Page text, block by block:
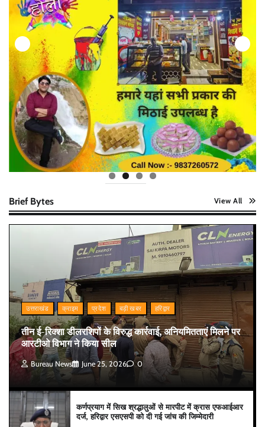
Brief Bytes View All
उत्तराखंड क्राइम प्रदेश बड़ी खबर हरिद्वार
तीन ई-रिक्शा डीलरशिपों के विरुद्ध कार्रवाई, अनियमितताएं मिलने पर
आरटीओ विभाग ने किया सील
Bureau News June 25, 2026 0
कर्णप्रयाग में सिख श्रद्धालुओं से मारपीट में क्रास एफआईआर
दर्ज, हरिद्वार एसएसपी को दी गई जांच की जिम्मेदारी